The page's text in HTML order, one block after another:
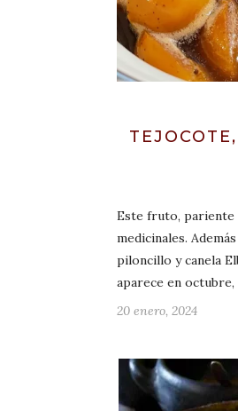
Este fruto, pariente
medicinales.
piloncillo y canela
aparece en
20 enero, 2024